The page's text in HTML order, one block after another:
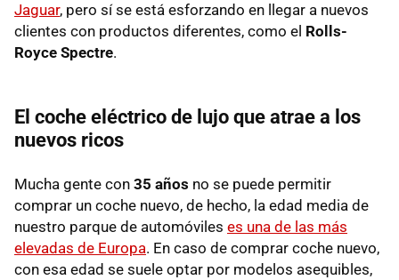
Jaguar, pero sí se está esforzando en llegar a nuevos
clientes con productos diferentes, como el Rolls-
Royce Spectre.
El coche eléctrico de lujo que atrae a los
nuevos ricos
Mucha gente con 35 años no se puede permitir
comprar un coche nuevo, de hecho, la edad media de
nuestro parque de automóviles es una de las más
elevadas de Europa. En caso de comprar coche nuevo,
con esa edad se suele optar por modelos asequibles,